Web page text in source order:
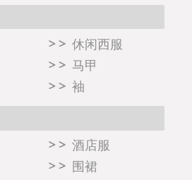
休闲西服
马甲
袖
酒店服
围裙